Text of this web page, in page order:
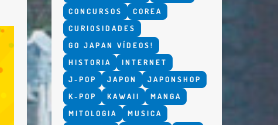
CONCURSOS
COREA
CURIOSIDADES
GO JAPAN VÍDEOS!
HISTORIA
INTERNET
J-POP
JAPON
JAPONSHOP
K-POP
KAWAII
MANGA
MITOLOGIA
MUSICA